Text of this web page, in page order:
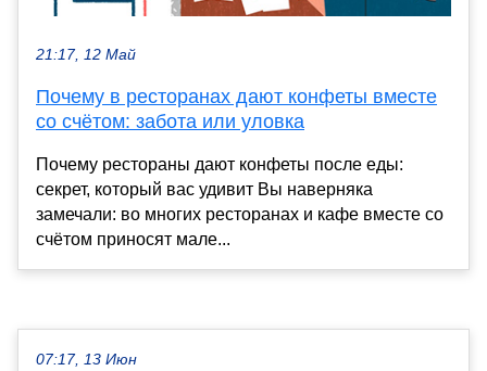
21:17, 12 Май
Почему в ресторанах дают конфеты вместе
со счётом: забота или уловка
Почему рестораны дают конфеты после еды:
секрет, который вас удивит Вы наверняка
замечали: во многих ресторанах и кафе вместе со
счётом приносят мале...
07:17, 13 Июн